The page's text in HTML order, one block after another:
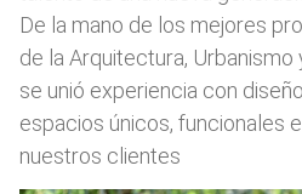
De la mano de los mejores
de la Arquitectura,
se unió experiencia con
espacios únicos, funcionales
nuestros clientes